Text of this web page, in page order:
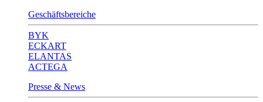
Geschäftsbereiche
BYK
ECKART
ELANTAS
ACTEGA
Presse & News